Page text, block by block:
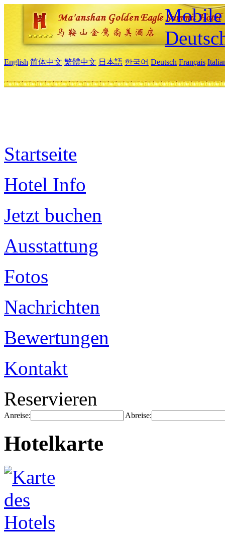
English 简体中文 繁體中文 日本語 한국어 Deutsch Français
Startseite
Hotel Info
Jetzt buchen
Ausstattung
Fotos
Nachrichten
Bewertungen
Kontakt
Reservieren
Anreise: Abreise:
Hotelkarte